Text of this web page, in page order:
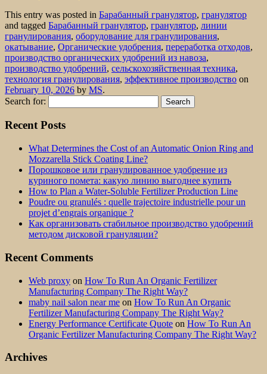
This entry was posted in Барабанный гранулятор, гранулятор
and tagged Барабанный гранулятор, гранулятор, линии
гранулирования, оборудование для гранулирования,
окатывание, Органические удобрения, переработка отходов,
производство органических удобрений из навоза,
производство удобрений, сельскохозяйственная техника,
технология гранулирования, эффективное производство on
February 10, 2026 by MS.
Search for:
Recent Posts
What Determines the Cost of an Automatic Onion Ring and
Mozzarella Stick Coating Line?
Порошковое или гранулированное удобрение из
куриного помета: какую линию выгоднее купить
How to Plan a Water-Soluble Fertilizer Production Line
Poudre ou granulés : quelle trajectoire industrielle pour un
projet d’engrais organique ?
Как организовать стабильное производство удобрений
методом дисковой грануляции?
Recent Comments
Web proxy on How To Run An Organic Fertilizer
Manufacturing Company The Right Way?
maby nail salon near me on How To Run An Organic
Fertilizer Manufacturing Company The Right Way?
Energy Performance Certificate Quote on How To Run An
Organic Fertilizer Manufacturing Company The Right Way?
Archives